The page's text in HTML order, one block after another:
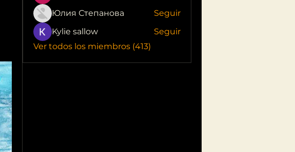
Юлия Степанова
Seguir
Kylie sallow
Seguir
Ver todos los miembros (413)